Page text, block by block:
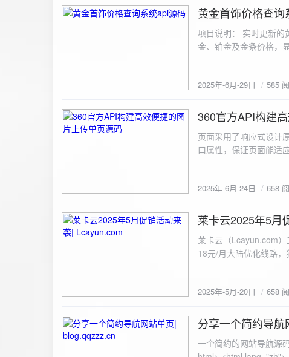
2025-6-29
黄金首饰价格查询
项目说明： 实时更新的
金、铂金及金条价格，
2025年-6月-29日 585
2025-6-24
360官方API构建
页面采用了响应式设计
口属性，保证页面能适
重置默认样式 */ * { margin: 0; padding: 0; box-sizing: border-box; } /* 设置页面的字体和添加背景图片 */
center fixed; /* 使用服务器上的路径 */ background-size:
#333; display: flex; justify-content: center; align-items: center; min-height: 100vh; margin: 0; } /* 容器样
式 */ .container { background-color: rgba(255, 255, 255, 0.9); /* 使用半透明白色背景，以便在图片背景
上更清晰地显示内容 */ padding: 30px; border-radius: 8px; box-shadow: 0 4px 8px rgba(0, 0, 0, 0.1);
padding: 8px; background-color: #f7f7f7; border: 1px solid #ccc; border-radius: 4px; font-size: 16px;
size: 16px; border: none; border-radius: 4px; cursor: pointer; transition: background-color 0.3s ease; }
100%; height: 30px; background-color: #ddd; border-radius: 4px; margin-top: 20px; overflow: hidden; }
2025年-6月-24日 658
2025-5-20
莱卡云2025年5月
莱卡云（Lcayun.com）五一促销活动来袭 莱卡云是一家
18元/月大陆优化线路
https://
2025年-5月-20日 658
2025-5-19
分享一个简约导
一个简约的网站导航源码单页，直接新建index.html 把下方源码粘贴进去修改保存即可。 <!DOCTYPE html> <html lang="zh"> <head> <meta charset="UTF-8"> <meta name="viewport" content="width=device-width, initial-scale=1.0"> <title>导航网站 -blog.qqzzz.cn</title> <meta name="keywords" content="双虹云博客"> <meta name="description" content="双虹云博客。"> <meta name="author" content="导航网站"> <meta name="robots" content="index,follow"> <meta property="og:title" content="导航网站 - "> <meta property="og:description" content="双虹云。"> <meta property="og:type" content="website"> <link rel="icon" href="https://blog.qqzzz.cn/favicon.ico" type="image/x-icon"> <link rel="shortcut icon" href="https://blog.qqzzz.cn/favicon.ico" type="image/x-icon"> <style> /* 基础样式 */ * { margin: 0; padding: 0; box-sizing: border-box; } /* 主体样式 */ body { background: #f0f2f5; font-family: 'Microsoft YaHei', -apple-system, BlinkMacSystemFont, sans-serif; margin: 0; padding: 0; min-height: 100vh; overflow-x: hidden; position: relative; display: flex; flex-direction: column; } /* 容器样式 */ .container { max-width: 1200px; margin: 0 auto; padding: 20px; flex: 1; display: flex; flex-direction: column; align-items: center; width: 100%; } /* 主盒子样式 */ .main-box { background: white; box-shadow: 0 2px 12px rgba(0, 0, 0, 0.08); border-radius: 24px; border: 1px solid #e9ecef; width: 100%; max-width: 1000px; padding: 30px; margin: 0 auto 15px; transition: all 0.3s ease; position: relative; z-index: 2; } .main-box:hover { transform: translateY(-2px); box-shadow: 0 6px 25px rgba(0, 0, 0, 0.2); } /* 头部样式 */ .header { text-align: center; margin-